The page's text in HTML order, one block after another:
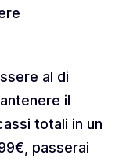
al di
il
totali in un
passerai